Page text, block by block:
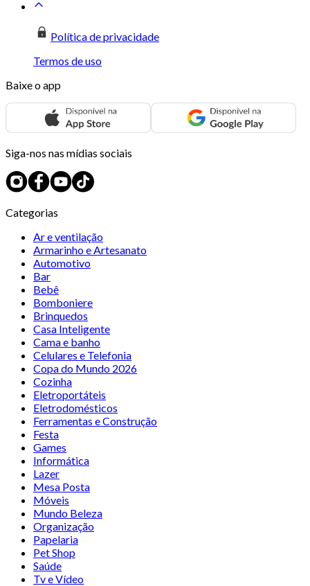
Política de privacidade
Termos de uso
Baixe o app
Siga-nos nas mídias sociais
Categorias
Ar e ventilação
Armarinho e Artesanato
Automotivo
Bar
Bebê
Bomboniere
Brinquedos
Casa Inteligente
Cama e banho
Celulares e Telefonia
Copa do Mundo 2026
Cozinha
Eletroportáteis
Eletrodomésticos
Ferramentas e Construção
Festa
Games
Informática
Lazer
Mesa Posta
Móveis
Mundo Beleza
Organização
Papelaria
Pet Shop
Saúde
Tv e Vídeo